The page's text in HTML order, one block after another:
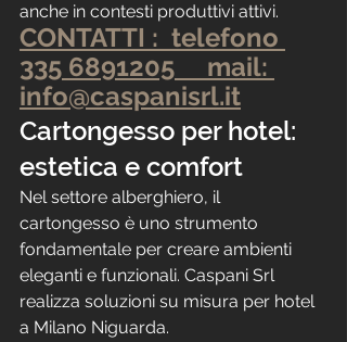
anche in contesti produttivi attivi.
CONTATTI :  telefono
335 6891205     mail:
info@caspanisrl.it
Cartongesso per hotel:
estetica e comfort
Nel settore alberghiero, il
cartongesso è uno strumento
fondamentale per creare ambienti
eleganti e funzionali. Caspani Srl
realizza soluzioni su misura per hotel
a Milano Niguarda.